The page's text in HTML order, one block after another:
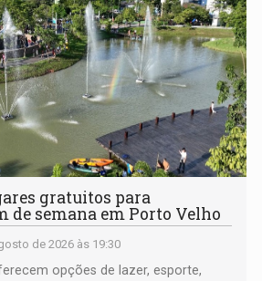
gratuitos para
de semana em Porto Velho
de 2026 às 19:30
opções de lazer, esporte,